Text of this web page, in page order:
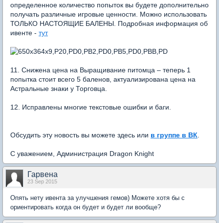
определенное количество попыток вы будете дополнительно
получать различные игровые ценности. Можно использовать
ТОЛЬКО НАСТОЯЩИЕ БАЛЕНЫ. Подробная информация об
ивенте - тут
11. Снижена цена на Выращивание питомца – теперь 1
попытка стоит всего 5 баленов, актуализирована цена на
Астральные знаки у Торговца.
12. Исправлены многие текстовые ошибки и баги.
Обсудить эту новость вы можете здесь или в группе в ВК.
С уважением, Администрация Dragon Knight
Гарвена
23 Sep 2015
Опять нету ивента за улучшения гемов) Можете хотя бы с
ориентировать когда он будет и будет ли вообще?